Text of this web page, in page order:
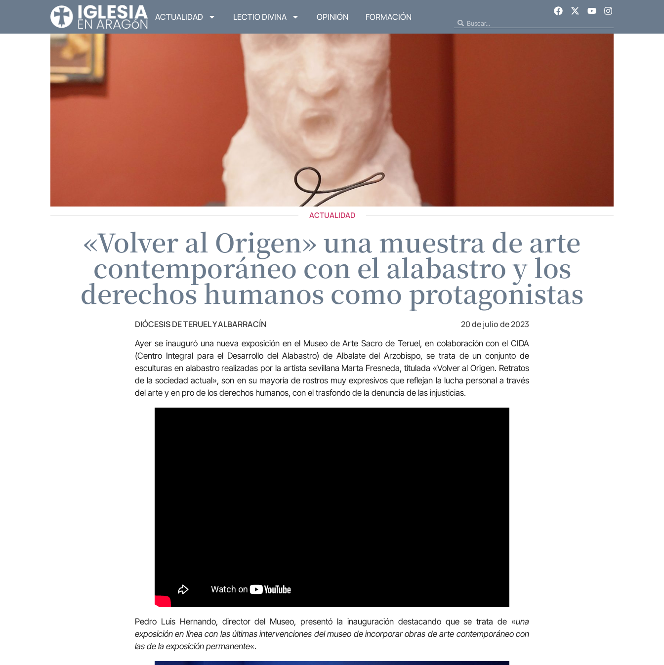
ACTUALIDAD LECTIO DIVINA OPINIÓN FORMACIÓN
ACTUALIDAD
«Volver al Origen» una muestra de arte
contemporáneo con el alabastro y los
derechos humanos como protagonistas
DIÓCESIS DE TERUEL Y ALBARRACÍN 20 de julio de 2023
Ayer se inauguró una nueva exposición en el Museo de Arte Sacro de Teruel, en colaboración con el CIDA
(Centro Integral para el Desarrollo del Alabastro) de Albalate del Arzobispo, se trata de un conjunto de
esculturas en alabastro realizadas por la artista sevillana Marta Fresneda, titulada «Volver al Origen. Retratos
de la sociedad actual», son en su mayoría de rostros muy expresivos que reflejan la lucha personal a través
del arte y en pro de los derechos humanos, con el trasfondo de la denuncia de las injusticias.
Pedro Luis Hernando, director del Museo, presentó la inauguración destacando que se trata de «una
exposición en línea con las últimas intervenciones del museo de incorporar obras de arte contemporáneo con
las de la exposición permanente«.